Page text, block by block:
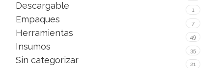
Descargable 1
Empaques 7
Herramientas 49
Insumos 35
Sin categorizar 21